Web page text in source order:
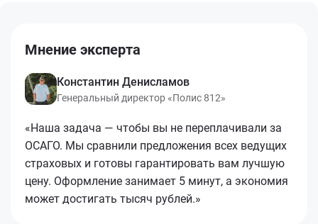
Мнение эксперта
Константин Денисламов
Генеральный директор «Полис 812»
«Наша задача — чтобы вы не переплачивали за
ОСАГО. Мы сравнили предложения всех ведущих
страховых и готовы гарантировать вам лучшую
цену. Оформление занимает 5 минут, а экономия
может достигать тысяч рублей.»